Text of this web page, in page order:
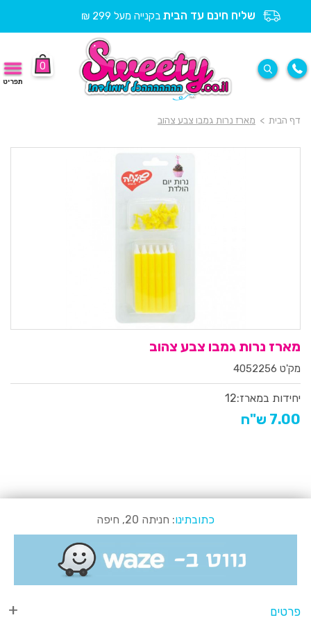
שליח חינם עד הבית בקנייה מעל 299 ₪
0
תפריט
דף הבית > מארז נרות גמבו צבע צהוב
מארז נרות גמבו צבע צהוב
מק'ט 4052256
יחידות במארז:12
7.00 ש"ח
כתובתינו: חניתה 20, חיפה
פרטים